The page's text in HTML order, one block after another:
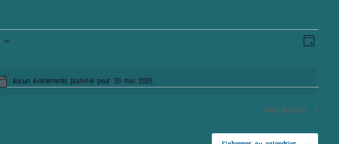
Notice
Aucun évènements planifié pour 30 mai 2025.
de
Jour
Jour suivant